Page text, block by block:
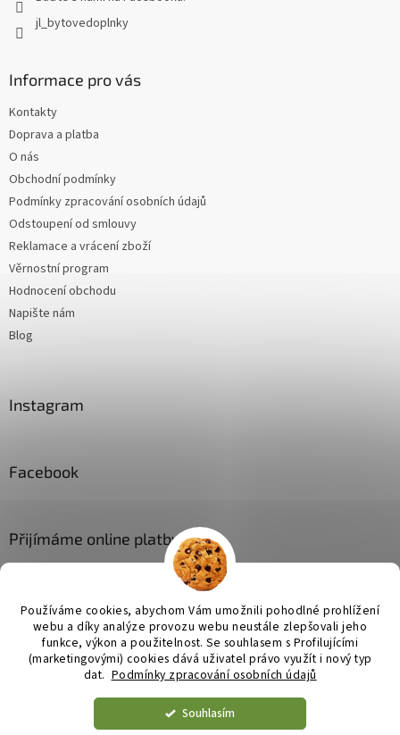
Používáme cookies, abychom Vám umožnili pohodlné prohlížení
webu a díky analýze provozu webu neustále zlepšovali jeho
funkce, výkon a použitelnost. Se souhlasem s Profilujícími
(marketingovými) cookies dává uživatel právo využít i nový typ
dat. Podmínky zpracování osobních údajů
Souhlasím
jl_bytovedoplnky
Informace pro vás
Kontakty
Doprava a platba
O nás
Obchodní podmínky
Podmínky zpracování osobních údajů
Odstoupení od smlouvy
Reklamace a vrácení zboží
Věrnostní program
Hodnocení obchodu
Napište nám
Blog
Instagram
Facebook
Přijímáme online platby
Vytvořil Shoptet
JL bytové doplňky. Všechna práva vyhrazena.